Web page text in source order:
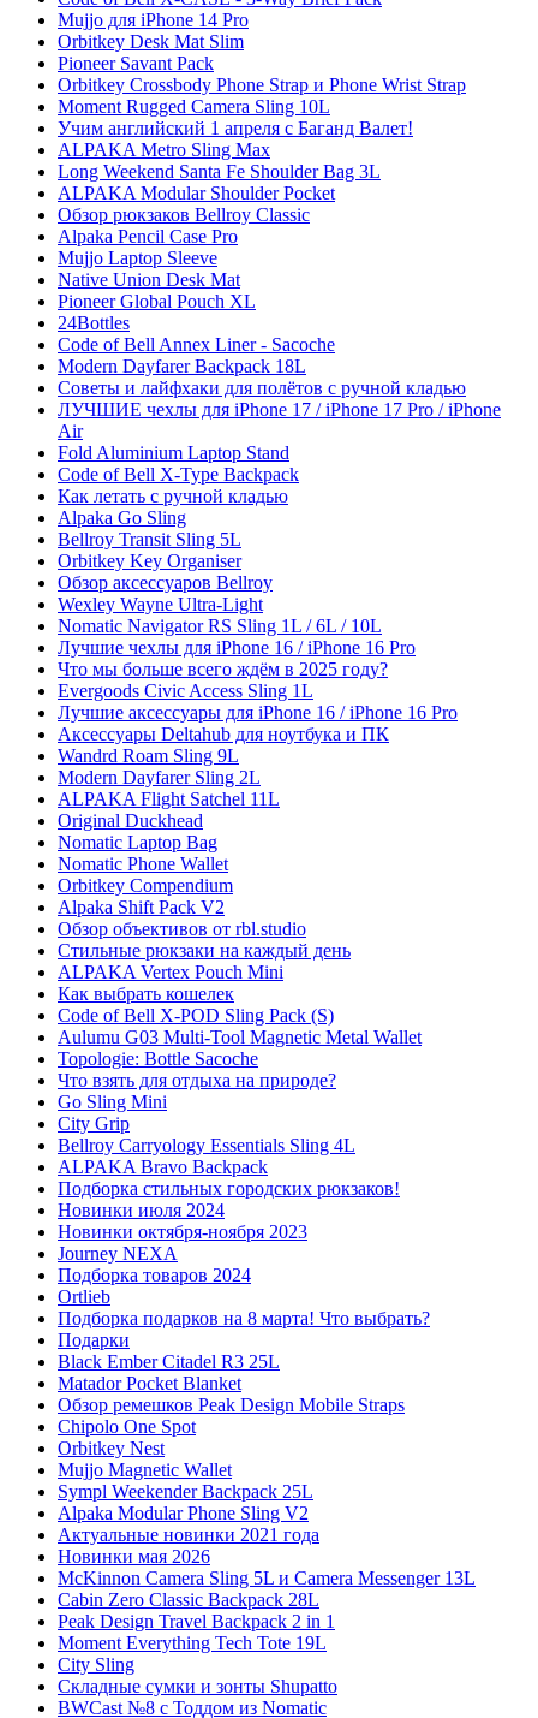
Mujjo для iPhone 14 Pro
Orbitkey Desk Mat Slim
Pioneer Savant Pack
Orbitkey Crossbody Phone Strap и Phone Wrist Strap
Moment Rugged Camera Sling 10L
Учим английский 1 апреля с Баганд Валет!
ALPAKA Metro Sling Max
Long Weekend Santa Fe Shoulder Bag 3L
ALPAKA Modular Shoulder Pocket
Обзор рюкзаков Bellroy Classic
Alpaka Pencil Case Pro
Mujjo Laptop Sleeve
Native Union Desk Mat
Pioneer Global Pouch XL
24Bottles
Code of Bell Annex Liner - Sacoche
Modern Dayfarer Backpack 18L
Советы и лайфхаки для полётов с ручной кладью
ЛУЧШИЕ чехлы для iPhone 17 / iPhone 17 Pro / iPhone
Air
Fold Aluminium Laptop Stand
Code of Bell X-Type Backpack
Как летать с ручной кладью
Alpaka Go Sling
Bellroy Transit Sling 5L
Orbitkey Key Organiser
Обзор аксессуаров Bellroy
Wexley Wayne Ultra-Light
Nomatic Navigator RS Sling 1L / 6L / 10L
Лучшие чехлы для iPhone 16 / iPhone 16 Pro
Что мы больше всего ждём в 2025 году?
Evergoods Civic Access Sling 1L
Лучшие аксессуары для iPhone 16 / iPhone 16 Pro
Аксессуары Deltahub для ноутбука и ПК
Wandrd Roam Sling 9L
Modern Dayfarer Sling 2L
ALPAKA Flight Satchel 11L
Original Duckhead
Nomatic Laptop Bag
Nomatic Phone Wallet
Orbitkey Compendium
Alpaka Shift Pack V2
Обзор объективов от rbl.studio
Стильные рюкзаки на каждый день
ALPAKA Vertex Pouch Mini
Как выбрать кошелек
Code of Bell X-POD Sling Pack (S)
Aulumu G03 Multi-Tool Magnetic Metal Wallet
Topologie: Bottle Sacoche
Что взять для отдыха на природе?
Go Sling Mini
City Grip
Bellroy Carryology Essentials Sling 4L
ALPAKA Bravo Backpack
Подборка стильных городских рюкзаков!
Новинки июля 2024
Новинки октября-ноября 2023
Journey NEXA
Подборка товаров 2024
Ortlieb
Подборка подарков на 8 марта! Что выбрать?
Подарки
Black Ember Citadel R3 25L
Matador Pocket Blanket
Обзор ремешков Peak Design Mobile Straps
Chipolo One Spot
Orbitkey Nest
Mujjo Magnetic Wallet
Sympl Weekender Backpack 25L
Alpaka Modular Phone Sling V2
Актуальные новинки 2021 года
Новинки мая 2026
McKinnon Camera Sling 5L и Camera Messenger 13L
Cabin Zero Classic Backpack 28L
Peak Design Travel Backpack 2 in 1
Moment Everything Tech Tote 19L
City Sling
Складные сумки и зонты Shupatto
BWCast №8 с Тоддом из Nomatic